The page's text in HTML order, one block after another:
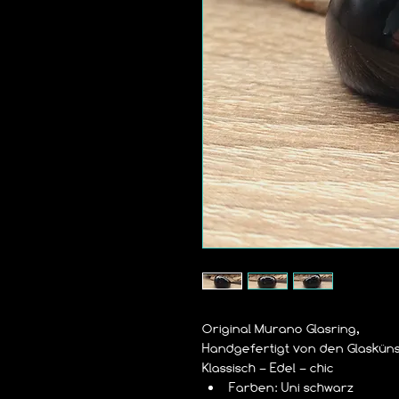
Original Murano Glasring,
Handgefertigt von den
Klassisch – Edel – chic
Farben: Uni schwarz